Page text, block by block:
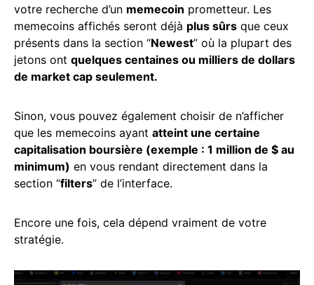
votre recherche d’un memecoin prometteur. Les
memecoins affichés seront déjà plus sûrs que ceux
présents dans la section “Newest” où la plupart des
jetons ont quelques centaines ou milliers de dollars
de market cap seulement.
Sinon, vous pouvez également choisir de n’afficher
que les memecoins ayant atteint une certaine
capitalisation boursière (exemple : 1 million de $ au
minimum) en vous rendant directement dans la
section “filters” de l’interface.
Encore une fois, cela dépend vraiment de votre
stratégie.